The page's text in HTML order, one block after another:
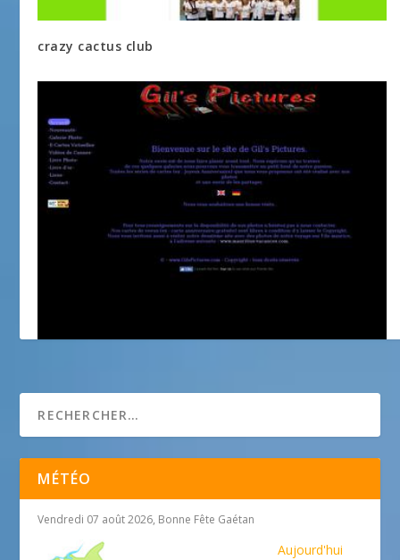
crazy cactus club
MÉTÉO
Vendredi 07 août 2026, Bonne Fête Gaétan
Aujourd'hui